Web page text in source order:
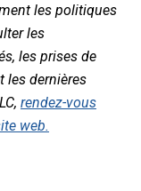
les politiques
les
les prises de
les dernières
rendez-vous
web.